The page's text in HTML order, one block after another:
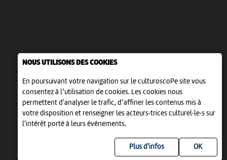
NOUS UTILISONS DES COOKIES
En poursuivant votre navigation sur le culturoscoPe site vous
consentez à l’utilisation de cookies. Les cookies nous
permettent d'analyser le trafic, d’affiner les contenus mis à
votre disposition et renseigner les acteurs·trices culturel·le·s sur
l'intérêt porté à leurs événements.
Plus d'infos